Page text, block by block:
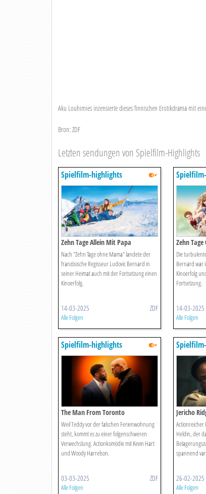
Aku Louhimies inzensierte dieses finnischen Erotikdrama mit
Bron: ZDF
Letzten sendungen von Spielfilm-Highlights
Spielfilm-highlights
Zehn Tage Allein Mit Papa
Nach "Zehn Tage ohne Mama" landete der
französische Regisseur Ludovic Bernard in
seiner Heimat auch mit der Fortsetzung einen
Kinoerfolg.
14-03-2025 ZDF
Alle Folgen
Zehn
Die
Bernard war
Kinoerfolg
Fortsetzung.
14-03-2025
Alle Folgen
Spielfilm-highlights
The Man From Toronto
Weil Teddy vor der falschen Ferienwohnung
steht, kommt es zu einer folgenschweren
Verwechslung. Actionkomödie mit Kevin Hart
und Woody Harrelson.
03-03-2025 ZDF
Alle Folgen
Jericho
Actionreicher
Heldin, der
spannend
26-02-2025
Alle Folgen